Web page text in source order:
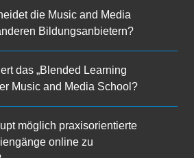
die Music and Media
Bildungsanbietern?
das „Blended Learning
Music and Media School?
möglich praxisorientierte
online zu